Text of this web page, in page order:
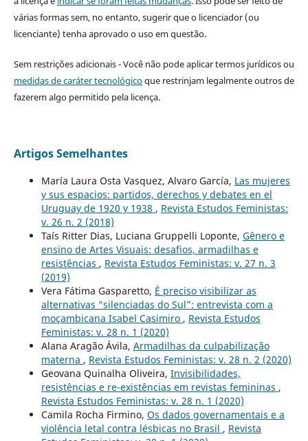
várias formas sem, no entanto, sugerir que o licenciador (ou
licenciante) tenha aprovado o uso em questão.
Sem restrições adicionais - Você não pode aplicar termos jurídicos ou
medidas de caráter tecnológicoque restrinjam legalmente outros de
fazerem algo permitido pela licença.
Artigos Semelhantes
María Laura Osta Vasquez, Alvaro García, Las mujeres
y sus espacios: partidos, derechos y debates en el
Uruguay de 1920 y 1938 , Revista Estudos Feministas:
v. 26 n. 2 (2018)
Taís Ritter Dias, Luciana Gruppelli Loponte, Gênero e
ensino de Artes Visuais: desafios, armadilhas e
resistências , Revista Estudos Feministas: v. 27 n. 3
(2019)
Vera Fátima Gasparetto, É preciso visibilizar as
alternativas “silenciadas do Sul”: entrevista com a
moçambicana Isabel Casimiro , Revista Estudos
Feministas: v. 28 n. 1 (2020)
Alana Aragão Ávila, Armadilhas da culpabilização
materna , Revista Estudos Feministas: v. 28 n. 2 (2020)
Geovana Quinalha Oliveira, Invisibilidades,
resistências e re-existências em revistas femininas ,
Revista Estudos Feministas: v. 28 n. 1 (2020)
Camila Rocha Firmino, Os dados governamentais e a
violência letal contra lésbicas no Brasil , Revista